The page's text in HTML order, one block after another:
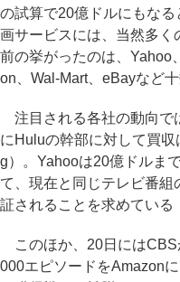
の試算で20億ドルにもな
画サービスには、当然多く
前の挙がったのは、Yahoo
on、Wal-Mart、eBayなど十
注目される各社の動向で
にHuluの幹部に対して買
g）。Yahooは20億ドルま
て、現在と同じテレビ番
証されることを求めている
このほか、20日にはCBS
000エピソードをAmazon